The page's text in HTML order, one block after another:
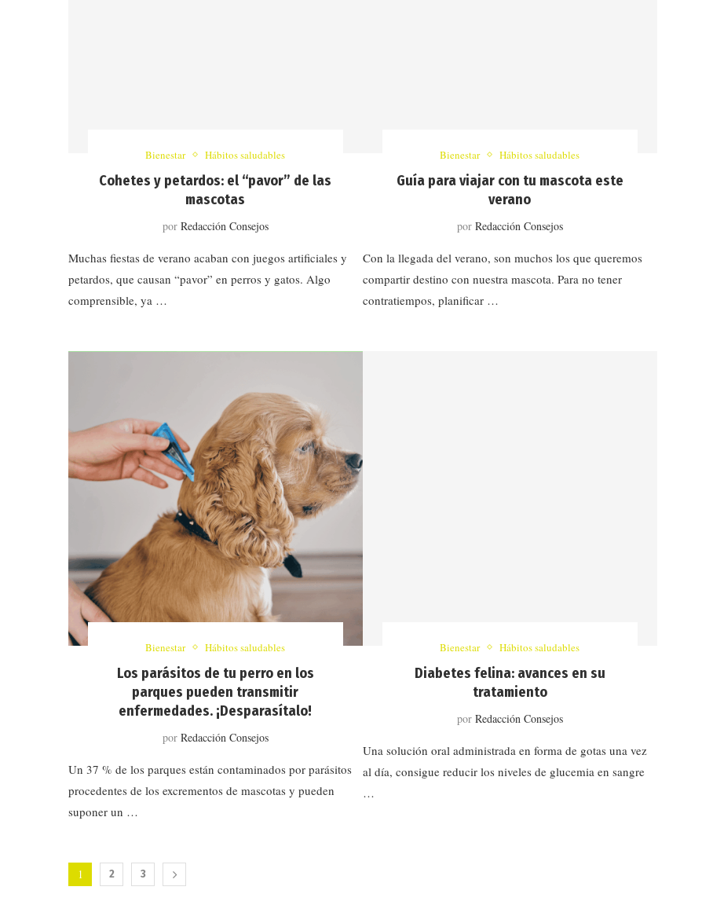
Bienestar Hábitos saludables
Cohetes y petardos: el “pavor” de las
mascotas
por Redacción Consejos
Muchas fiestas de verano acaban con juegos artificiales y
petardos, que causan “pavor” en perros y gatos. Algo
comprensible, ya …
Bienestar Hábitos saludables
Guía para viajar con tu mascota este
verano
por Redacción Consejos
Con la llegada del verano, son muchos los que queremos
compartir destino con nuestra mascota. Para no tener
contratiempos, planificar …
Bienestar Hábitos saludables
Los parásitos de tu perro en los
parques pueden transmitir
enfermedades. ¡Desparasítalo!
por Redacción Consejos
Un 37 % de los parques están contaminados por parásitos
procedentes de los excrementos de mascotas y pueden
suponer un …
Bienestar Hábitos saludables
Diabetes felina: avances en su
tratamiento
por Redacción Consejos
Una solución oral administrada en forma de gotas una vez
al día, consigue reducir los niveles de glucemia en sangre
…
1 2 3